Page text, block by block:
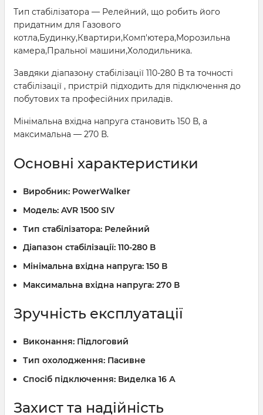
Тип стабілізатора — Релейний, що робить його
придатним для Газового
котла,Будинку,Квартири,Комп'ютера,Морозильна
камера,Пральної машини,Холодильника.
Завдяки діапазону стабілізації 110-280 В та точності
стабілізації , пристрій підходить для підключення до
побутових та професійних приладів.
Мінімальна вхідна напруга становить 150 В, а
максимальна — 270 В.
Основні характеристики
Виробник: PowerWalker
Модель: AVR 1500 SIV
Тип стабілізатора: Релейний
Діапазон стабілізації: 110-280 В
Мінімальна вхідна напруга: 150 В
Максимальна вхідна напруга: 270 В
Зручність експлуатації
Виконання: Підлоговий
Тип охолодження: Пасивне
Спосіб підключення: Виделка 16 А
Захист та надійність